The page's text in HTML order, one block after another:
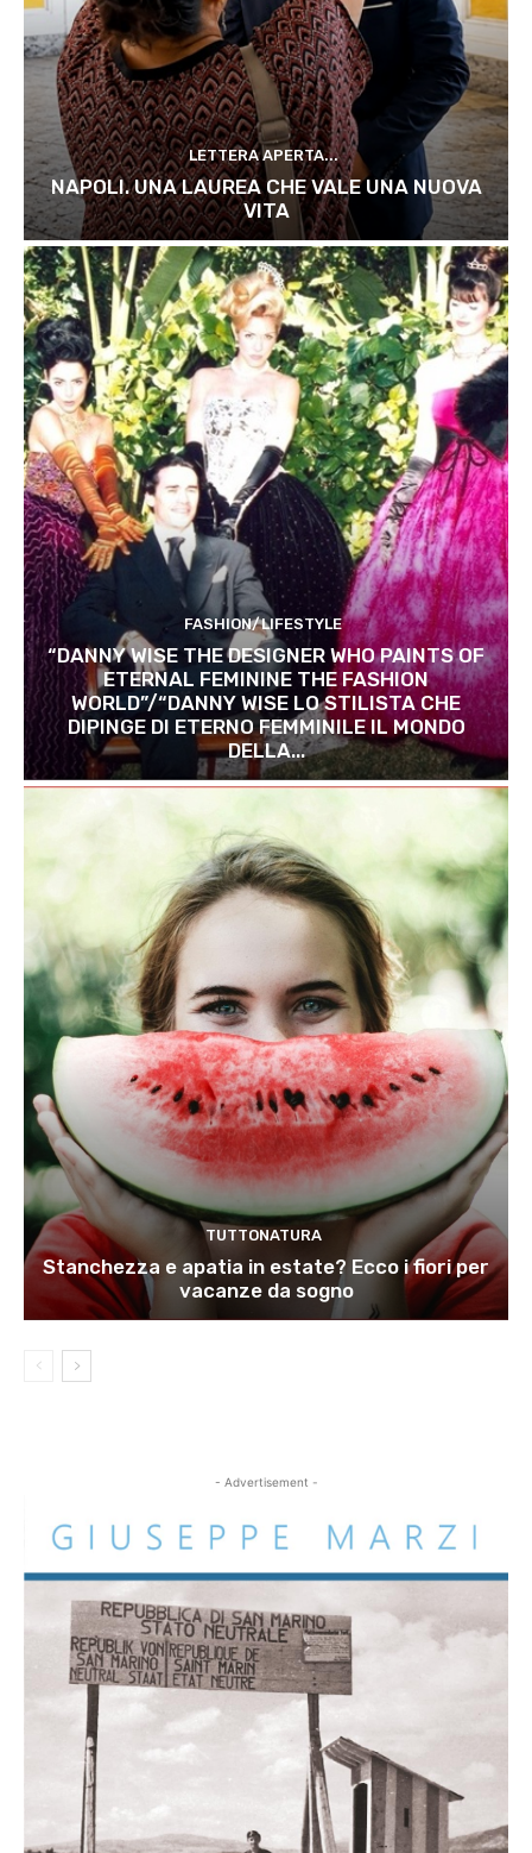
LETTERA APERTA...
NAPOLI. UNA LAUREA CHE VALE UNA NUOVA
VITA
FASHION/LIFESTYLE
“DANNY WISE THE DESIGNER WHO PAINTS OF
ETERNAL FEMININE THE FASHION
WORLD”/“DANNY WISE LO STILISTA CHE
DIPINGE DI ETERNO FEMMINILE IL MONDO
DELLA...
TUTTONATURA
Stanchezza e apatia in estate? Ecco i fiori per
vacanze da sogno
- Advertisement -